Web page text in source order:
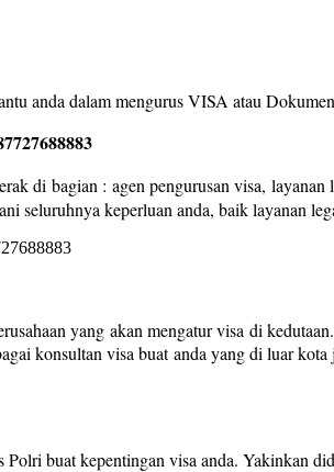
anda dalam mengurus VISA atau
di bagian : agen pengurusan visa,
seluruhnya keperluan anda, baik layanan
yang akan mengatur visa di
konsultan visa buat anda yang di luar
buat kepentingan visa anda. Yakinkan